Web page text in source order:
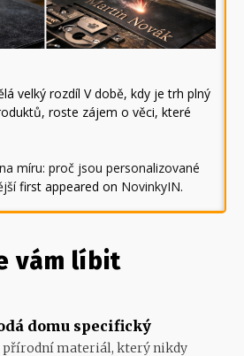
velký rozdíl V době, kdy je trh plný
roste zájem o věci, které
míru: proč jsou personalizované
first appeared on NovinkyIN.
vám líbit
domu specifický
přírodní materiál, který nikdy